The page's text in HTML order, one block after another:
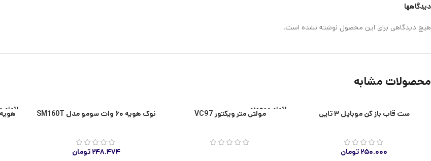
دیدگاهها
هیچ دیدگاهی برای این محصول نوشته نشده است.
محصولات مشابه
ست قاب باز کن موبایل ۳ تایی
۲۵۰.۰۰۰ تومان
اتمام موجودیمولتی متر ویکتور VC97 نوک هویه ۶۰ وات سومو مدل SM160T
۲۴۸.۴۷۴ تومان
اتمام
هویه 100 وات سومو مدل SM1100